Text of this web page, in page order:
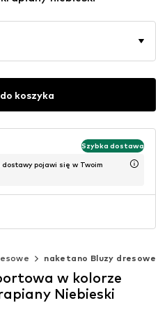
koszyka
Szybka dostawa
pojawi się w Twoim
naketano Bluzy dresowe
w kolorze
Niebieski